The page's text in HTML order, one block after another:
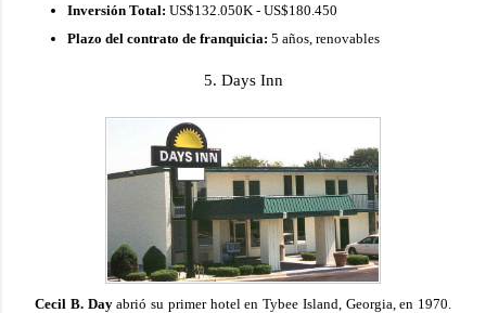
Inversión Total: US$132.050K - US$180.450
Plazo del contrato de franquicia: 5 años, renovables
5. Days Inn
Cecil B. Dayabrió su primer hotel en Tybee Island, Georgia, en 1970.